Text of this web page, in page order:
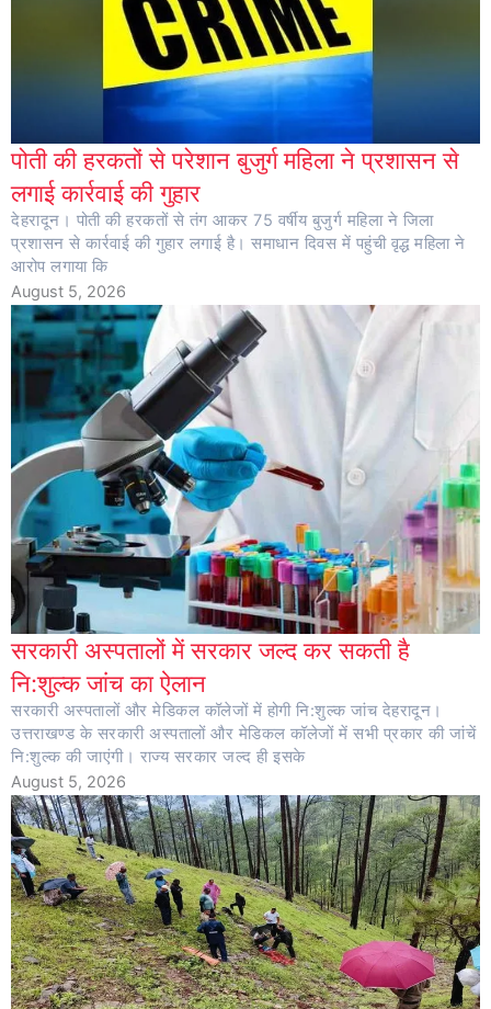
पोती की हरकतों से परेशान बुजुर्ग महिला ने प्रशासन से
लगाई कार्रवाई की गुहार
देहरादून। पोती की हरकतों से तंग आकर 75 वर्षीय बुजुर्ग महिला ने जिला
प्रशासन से कार्रवाई की गुहार लगाई है। समाधान दिवस में पहुंची वृद्ध महिला ने
आरोप लगाया कि
August 5, 2026
सरकारी अस्पतालों में सरकार जल्द कर सकती है
नि:शुल्क जांच का ऐलान
सरकारी अस्पतालों और मेडिकल कॉलेजों में होगी नि:शुल्क जांच देहरादून।
उत्तराखण्ड के सरकारी अस्पतालों और मेडिकल कॉलेजों में सभी प्रकार की जांचें
नि:शुल्क की जाएंगी। राज्य सरकार जल्द ही इसके
August 5, 2026